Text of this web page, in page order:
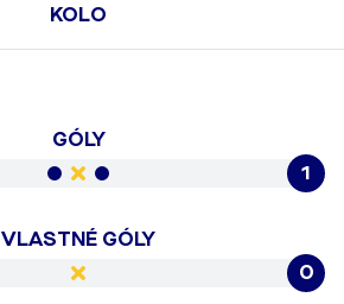
KOLO
GÓLY
1
VLASTNÉ GÓLY
0